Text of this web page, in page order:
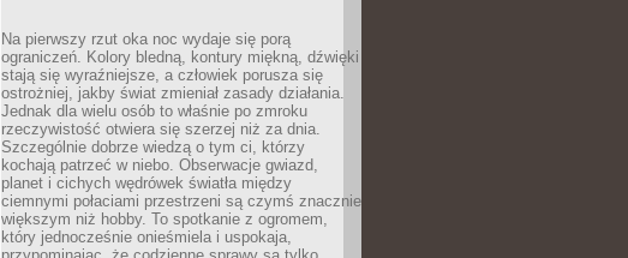
Na pierwszy rzut oka noc wydaje się porą
ograniczeń. Kolory bledną, kontury miękną, dźwięki
stają się wyraźniejsze, a człowiek porusza się
ostrożniej, jakby świat zmieniał zasady działania.
Jednak dla wielu osób to właśnie po zmroku
rzeczywistość otwiera się szerzej niż za dnia.
Szczególnie dobrze wiedzą o tym ci, którzy
kochają patrzeć w niebo. Obserwacje gwiazd,
planet i cichych wędrówek światła między
ciemnymi połaciami przestrzeni są czymś znacznie
większym niż hobby. To spotkanie z ogromem,
który jednocześnie onieśmiela i uspokaja,